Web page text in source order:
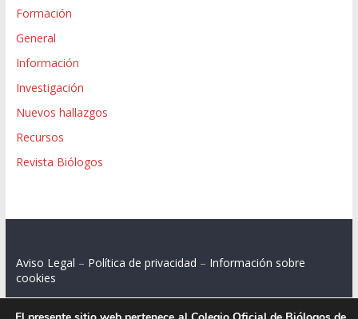
Formación
General
Información
Investigación
Nuevos hallazgos
Recursos
Revista Biólogos
Aviso Legal – Política de privacidad – Información sobre
cookies